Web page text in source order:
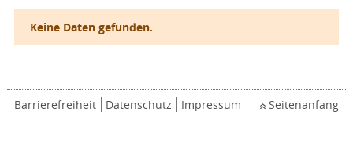
Keine Daten gefunden.
Barrierefreiheit Datenschutz Impressum Seitenanfang